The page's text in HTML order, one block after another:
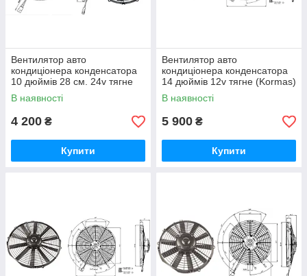
Вентилятор авто
кондиціонера конденсатора
10 дюймів 28 см. 24v тягне
(Kormas) (1300m/h)
В наявності
4 200 ₴
Купити
Вентилятор авто
кондиціонера конденсатора
14 дюймів 12v тягне (Kormas)
(2850m/h) Kod - 743 150 19
В наявності
5 900 ₴
Купити